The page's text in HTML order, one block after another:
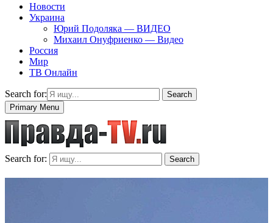
Новости
Украина
Юрий Подоляка — ВИДЕО
Михаил Онуфриенко — Видео
Россия
Мир
ТВ Онлайн
Search for:
Search
Primary Menu
Search for: Search